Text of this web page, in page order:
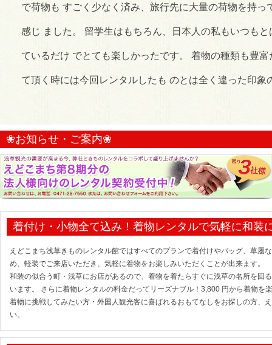
で荷物も すごく少なく済み、旅行先に大量の荷物を持
感じ ました。 留学生はもちろん、日本人の私もいつも
ているだけ でとても楽しかったです。 着物の種類も豊
て頂く時には今回レンタルしたも のとは全く違った印象
❀お知らせ・ご案内❀
着付け・小物全て込み！着物レンタルで気軽に和装
えどこまち浅草きものレンタル館ではすべてのプランで着付けやバッグ、草履
め、軽装でご来店いただき、気軽に着物をお楽しみいただくことが出来ます。
和装の似合う町・浅草にお店があるので、着物を着たらすぐに浅草の名所を回
います。 さらに着物レンタルの料金だってリーズナブル！3,800 円から着物を
着物に挑戦してみたい方・外国人観光客に喜ばれるおもてなしをお探しの方、
い。